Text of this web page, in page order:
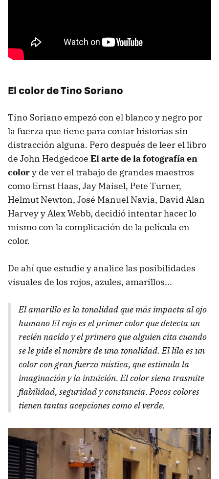
El color de Tino Soriano
Tino Soriano empezó con el blanco y negro por
la fuerza que tiene para contar historias sin
distracción alguna. Pero después de leer el libro
de John Hedgedcoe El arte de la fotografía en
colory de ver el trabajo de grandes maestros
como Ernst Haas, Jay Maisel, Pete Turner,
Helmut Newton, José Manuel Navia, David Alan
Harvey y Alex Webb, decidió intentar hacer lo
mismo con la complicación de la película en
color.
De ahí que estudie y analice las posibilidades
visuales de los rojos, azules, amarillos...
El amarillo es la tonalidad que más impacta al ojo
humano El rojo es el primer color que detecta un
recién nacido y el primero que alguien cita cuando
se le pide el nombre de una tonalidad. El lila es un
color con gran fuerza mística, que estimula la
imaginación y la intuición. El color siena trasmite
fiabilidad, seguridad y constancia. Pocos colores
tienen tantas acepciones como el verde.